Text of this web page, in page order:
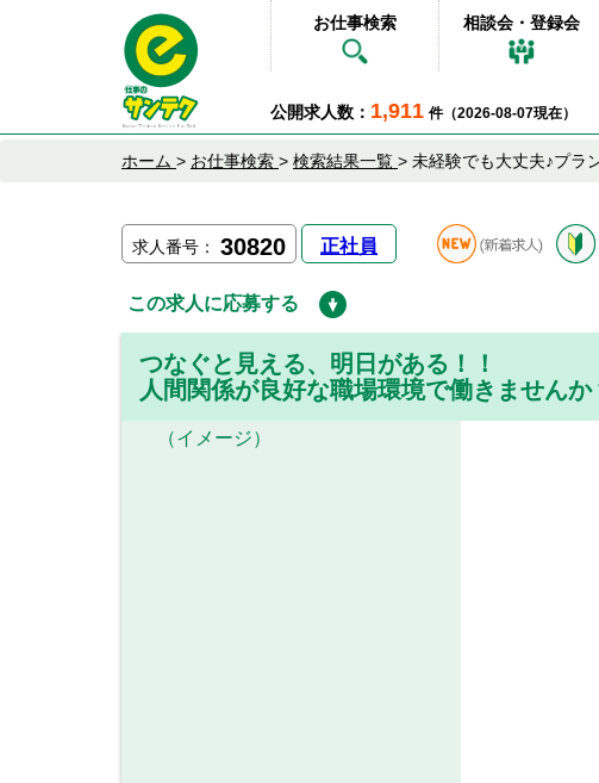
お仕事検索 相談会・登録会
公開求人数： 1,911 件（2026-08-07現在）
ホーム > お仕事検索 > 検索結果一覧 > 未経験でも大丈夫♪プラ
求人番号： 30820 正社員
この求人に応募する
つなぐと見える、明日がある！！
人間関係が良好な職場環境で働きませんか
（イメージ）